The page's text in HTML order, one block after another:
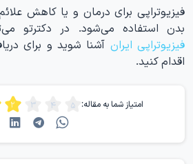
فیزیوتراپی برای درمان و یا کاهش
بدن استفاده می‌شود. در دکترتو
فیزیوتراپی ایران آشنا شوید و برای
اقدام کنید.
امتیاز شما به مقاله: